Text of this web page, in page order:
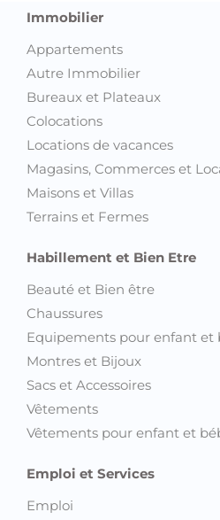
Immobilier
Appartements
Autre Immobilier
Bureaux et Plateaux
Colocations
Locations de vacances
Magasins, Commerces et
Maisons et Villas
Terrains et Fermes
Habillement et Bien Etre
Beauté et Bien être
Chaussures
Equipements pour enfant et
Montres et Bijoux
Sacs et Accessoires
Vêtements
Vêtements pour enfant et
Emploi et Services
Emploi